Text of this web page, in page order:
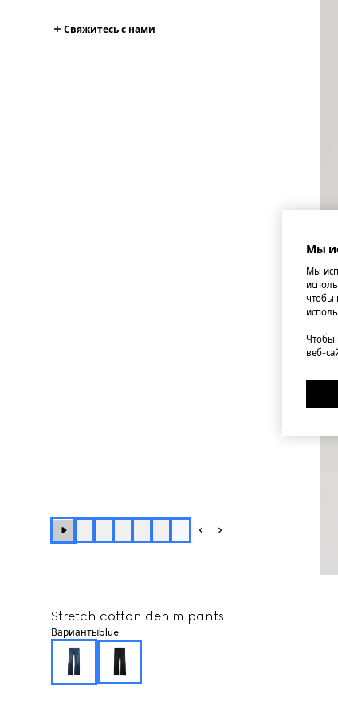
Свяжитесь с нами
Stretch cotton denim pants
Вариантыblue
Мы
Мы
чтобы
Чтобы
веб-